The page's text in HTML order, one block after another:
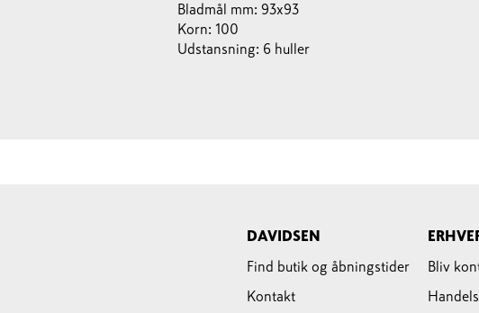
Bladmål mm: 93x93
Korn: 100
Udstansning: 6 huller
DAVIDSEN
Find butik og åbningstider
Kontakt
Bliv